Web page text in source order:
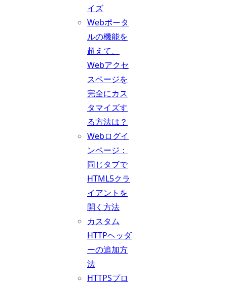
イズ
Webポータ
ルの機能を
超えて、
Webアクセ
スページを
完全にカス
タマイズす
る方法は？
Webログイ
ンページ：
同じタブで
HTML5クラ
イアントを
開く方法
カスタム
HTTPヘッダ
ーの追加方
法
HTTPSプロ